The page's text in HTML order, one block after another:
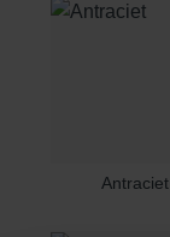
Antraciet